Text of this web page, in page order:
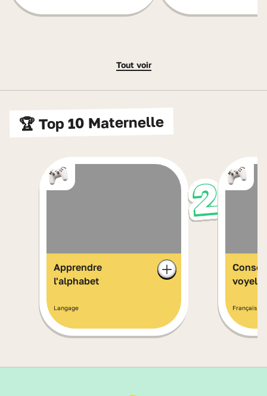
Tout voir
🏆 Top 10 Maternelle
Numéro 1
Apprendre
l'alphabet
Langage
Numéro
voyelle
Français